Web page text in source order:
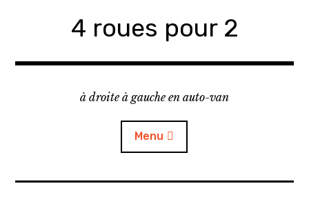
4 roues pour 2
à droite à gauche en auto-van
Menu